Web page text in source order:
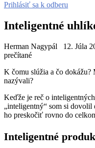
Prihlásiť sa k odberu
Inteligentné
Herman Nagypál 12. Júla
prečítané
K čomu slúžia a čo dokážu?
nazývali?
Keďže je reč o
„inteligentný“ som si
ho preskočiť rovno do
Inteligentné